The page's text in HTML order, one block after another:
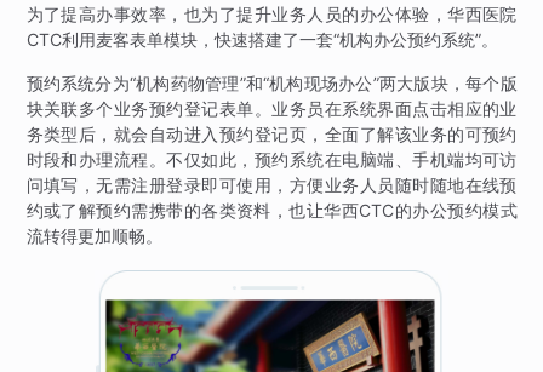
为了提高办事效率，也为了提升业务人员的办公体验，华西医院
CTC利用麦客表单模块，快速搭建了一套“机构办公预约系统”。
预约系统分为“机构药物管理”和“机构现场办公”两大版块，每个版
块关联多个业务预约登记表单。业务员在系统界面点击相应的业
务类型后，就会自动进入预约登记页，全面了解该业务的可预约
时段和办理流程。不仅如此，预约系统在电脑端、手机端均可访
问填写，无需注册登录即可使用，方便业务人员随时随地在线预
约或了解预约需携带的各类资料，也让华西CTC的办公预约模式
流转得更加顺畅。